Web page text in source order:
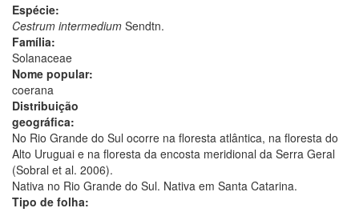
Espécie:
Cestrum intermedium Sendtn.
Família:
Solanaceae
Nome popular:
coerana
Distribuição
geográfica:
No Rio Grande do Sul ocorre na floresta atlântica, na floresta do
Alto Uruguai e na floresta da encosta meridional da Serra Geral
(Sobral et al. 2006).
Nativa no Rio Grande do Sul. Nativa em Santa Catarina.
Tipo de folha: